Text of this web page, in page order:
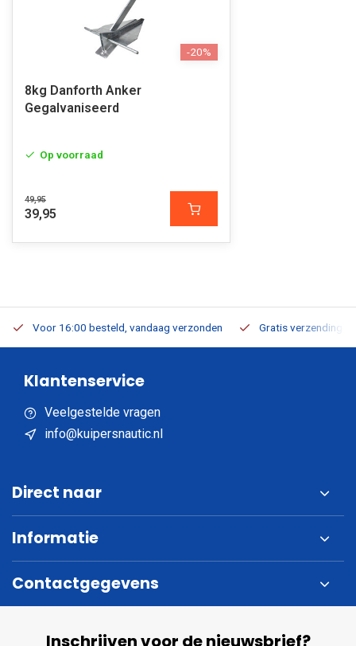
-20%
8kg Danforth Anker
Gegalvaniseerd
Op voorraad
49,95
39,95
Voor 16:00 besteld, vandaag verzonden Gratis verzending
Klantenservice
Veelgestelde vragen
info@kuipersnautic.nl
Direct naar
Informatie
Contactgegevens
Inschrijven voor de nieuwsbrief?